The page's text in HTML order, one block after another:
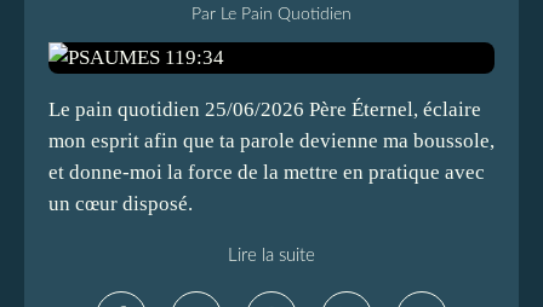
Par Le Pain Quotidien
Le pain quotidien 25/06/2026 Père Éternel, éclaire
mon esprit afin que ta parole devienne ma boussole,
et donne-moi la force de la mettre en pratique avec
un cœur disposé.
Lire la suite